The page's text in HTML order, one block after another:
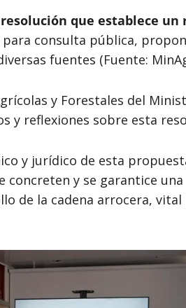
resolución que establece
consulta pública,
fuentes (Fuente:
y Forestales del
y reflexiones sobre esta
y jurídico de esta
concreten y se garantice
de la cadena arrocera,